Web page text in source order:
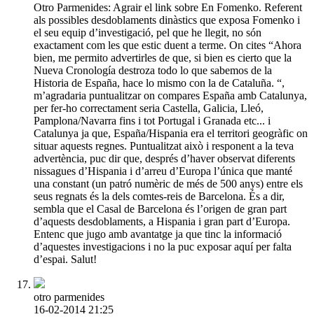
Otro Parmenides: Agrair el link sobre En Fomenko. Referent
als possibles desdoblaments dinàstics que exposa Fomenko i
el seu equip d’investigació, pel que he llegit, no són
exactament com les que estic duent a terme. On cites “Ahora
bien, me permito advertirles de que, si bien es cierto que la
Nueva Cronología destroza todo lo que sabemos de la
Historia de España, hace lo mismo con la de Cataluña. “,
m’agradaria puntualitzar on compares España amb Catalunya,
per fer-ho correctament seria Castella, Galicia, Lleó,
Pamplona/Navarra fins i tot Portugal i Granada etc... i
Catalunya ja que, España/Hispania era el territori geogràfic on
situar aquests regnes. Puntualitzat això i responent a la teva
advertència, puc dir que, després d’haver observat diferents
nissagues d’Hispania i d’arreu d’Europa l’única que manté
una constant (un patró numèric de més de 500 anys) entre els
seus regnats és la dels comtes-reis de Barcelona. És a dir,
sembla que el Casal de Barcelona és l’origen de gran part
d’aquests desdoblaments, a Hispania i gran part d’Europa.
Entenc que jugo amb avantatge ja que tinc la informació
d’aquestes investigacions i no la puc exposar aquí per falta
d’espai. Salut!
otro parmenides
16-02-2014 21:25